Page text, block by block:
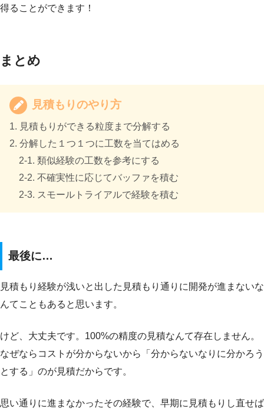
得ることができます！
まとめ
見積もりのやり方
1. 見積もりができる粒度まで分解する
2. 分解した１つ１つに工数を当てはめる
2-1. 類似経験の工数を参考にする
2-2. 不確実性に応じてバッファを積む
2-3. スモールトライアルで経験を積む
最後に…
見積もり経験が浅いと出した見積もり通りに開発が進まないな
んてこともあると思います。
けど、大丈夫です。100%の精度の見積なんて存在しません。
なぜならコストが分からないから「分からないなりに分かろう
とする」のが見積だからです。
思い通りに進まなかったその経験で、早期に見積もりし直せば